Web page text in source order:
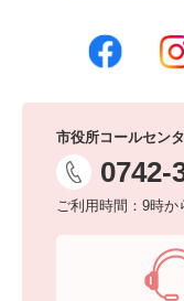
市役所コールセン
0742-
ご利用時間：9時か